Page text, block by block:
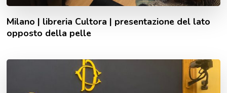
Milano | libreria Cultora | presentazione del lato
opposto della pelle